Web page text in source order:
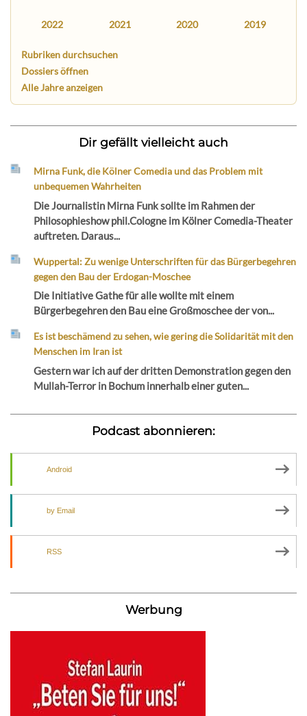
2022 2021 2020 2019
Rubriken durchsuchen
Dossiers öffnen
Alle Jahre anzeigen
Dir gefällt vielleicht auch
Mirna Funk, die Kölner Comedia und das Problem mit
unbequemen Wahrheiten
Die Journalistin Mirna Funk sollte im Rahmen der
Philosophieshow phil.Cologne im Kölner Comedia-Theater
auftreten. Daraus...
Wuppertal: Zu wenige Unterschriften für das Bürgerbegehren
gegen den Bau der Erdogan-Moschee
Die Initiative Gathe für alle wollte mit einem
Bürgerbegehren den Bau eine Großmoschee der von...
Es ist beschämend zu sehen, wie gering die Solidarität mit den
Menschen im Iran ist
Gestern war ich auf der dritten Demonstration gegen den
Mullah-Terror in Bochum innerhalb einer guten...
Podcast abonnieren:
Android
by Email
RSS
Werbung